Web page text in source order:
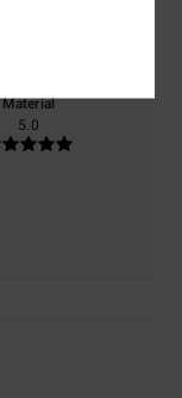
Material
5.0